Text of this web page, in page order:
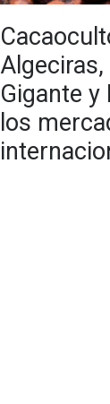
Gigante y
los